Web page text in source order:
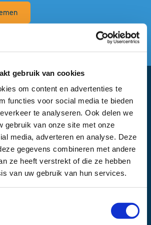
gebruik van cookies
om content en advertenties te
functies voor social media te bieden
te analyseren. Ook delen we
gebruik van onze site met onze
media, adverteren en analyse. Deze
gegevens combineren met andere
ze heeft verstrekt of die ze hebben
van uw gebruik van hun services.
, HVH, Stichting
GGZ Netwerk Haarlemmermeer